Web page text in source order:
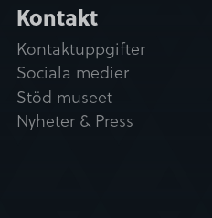
Kontakt
Kontaktuppgifter
Sociala medier
Stöd museet
Nyheter & Press